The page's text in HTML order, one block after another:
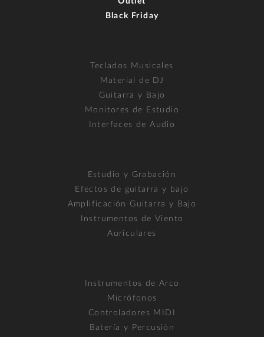
Black Friday
Teclados Musicales
Material de DJ
Guitarra y Bajo
Monitores de Estudio
Interfaces de Audio
Estudio y Grabación
Efectos de guitarra y bajo
Amplificación Guitarra y Bajo
Instrumentos de Viento
Auriculares
Instrumentos de Arco
Micrófonos
Controladores MIDI
Batería y Percusión